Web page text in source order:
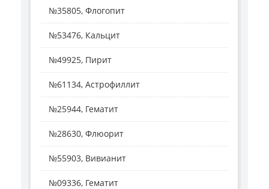
№35805, Флогопит
№53476, Кальцит
№49925, Пирит
№61134, Астрофиллит
№25944, Гематит
№28630, Флюорит
№55903, Вивианит
№09336, Гематит